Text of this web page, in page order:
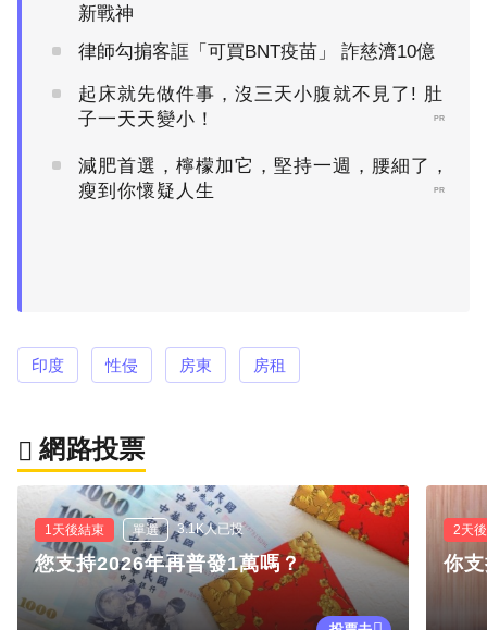
新戰神
律師勾掮客誆「可買BNT疫苗」 詐慈濟10億
起床就先做件事，沒三天小腹就不見了! 肚
子一天天變小！
PR
減肥首選，檸檬加它，堅持一週，腰細了，
瘦到你懷疑人生
PR
印度 性侵 房東 房租
網路投票
1天後結束 單選 3.1K人已投
您支持2026年再普發1萬嗎？
2天
你